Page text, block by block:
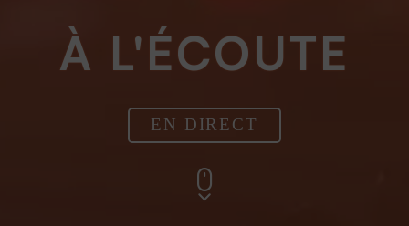
À L'ÉCOUTE
EN DIRECT